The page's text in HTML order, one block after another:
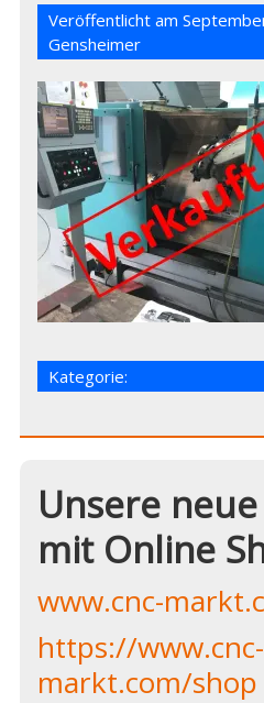
Veröffentlicht am
Gensheimer
Kategorie:
Unsere
mit Online
www.cnc-
https://www.cnc-
markt.com/shop